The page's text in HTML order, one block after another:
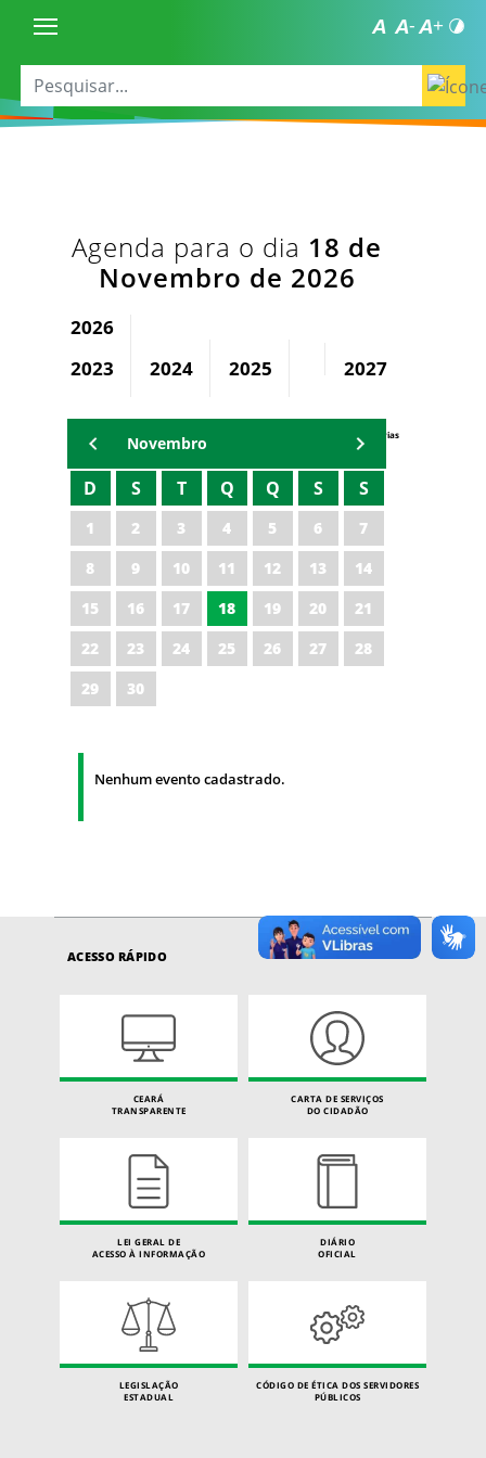
Agenda para o dia 18 de
Novembro de 2026
2026
2023
2024 2025 2027
Agenda Secretárias
Novembro
D S T Q Q S S
1 2 3 4 5 6
7
8
9 10 11 12 13
14
15
16 17 18 19 20
21
22
23 24 25 26 27
28
29
30
Nenhum evento cadastrado.
ACESSO RÁPIDO
CEARÁ
TRANSPARENTE
CARTA DE SERVIÇOS
DO CIDADÃO
LEI GERAL DE
ACESSO À INFORMAÇÃO
DIÁRIO
OFICIAL
LEGISLAÇÃO
ESTADUAL
CÓDIGO DE ÉTICA DOS SERVIDORES
PÚBLICOS